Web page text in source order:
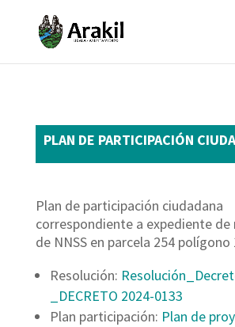
PLAN DE PARTICIPACIÓN
Plan de participación ciudadana
correspondiente a expediente
de NNSS en parcela 254
Resolución:
_DECRETO 2024-0133
Plan participación: Plan de